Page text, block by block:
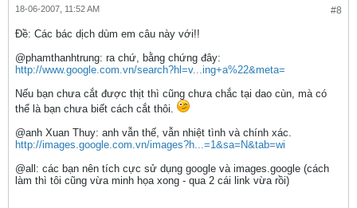
#8
18-06-2007, 11:52 AM
Ðề: Các bác dịch dùm em câu này với!!
@phamthanhtrung: ra chứ, bằng chứng đây:
http://www.google.com.vn/search?hl=v...ing+a%22&meta=
Nếu bạn chưa cắt được thịt thì cũng chưa chắc tại dao cùn, mà có
thể là bạn chưa biết cách cắt thôi.
@anh Xuan Thuy: anh vẫn thế, vẫn nhiệt tình và chính xác.
http://images.google.com.vn/images?h...=1&sa=N&tab=wi
@all: các bạn nên tích cực sử dụng google và images.google (cách
làm thì tôi cũng vừa minh họa xong - qua 2 cái link vừa rồi)